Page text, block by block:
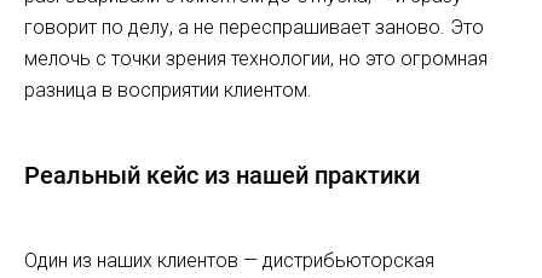
говорит по делу, а не переспрашивает заново. Это
мелочь с точки зрения технологии, но это огромная
разница в восприятии клиентом.
Реальный кейс из нашей практики
Один из наших клиентов — дистрибьюторская